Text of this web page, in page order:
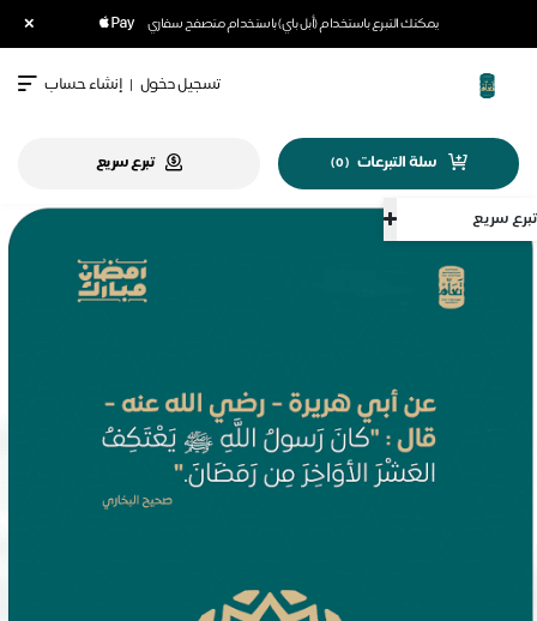
يمكنك التبرع باستخدام (أبل باي) باستخدام متصفح سفاري
تسجيل دخول | إنشاء حساب
سلة التبرعات (
0
) تبرع سريع